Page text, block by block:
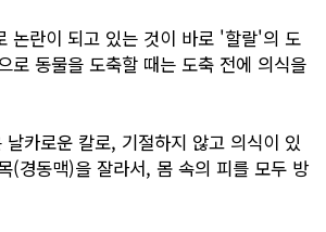
논란이 되고 있는 것이 바로 '할랄'의 도
로 동물을 도축할 때는 도축 전에 의식을
카로운 칼로, 기절하지 않고 의식이 있
(경동맥)을 잘라서, 몸 속의 피를 모두 방